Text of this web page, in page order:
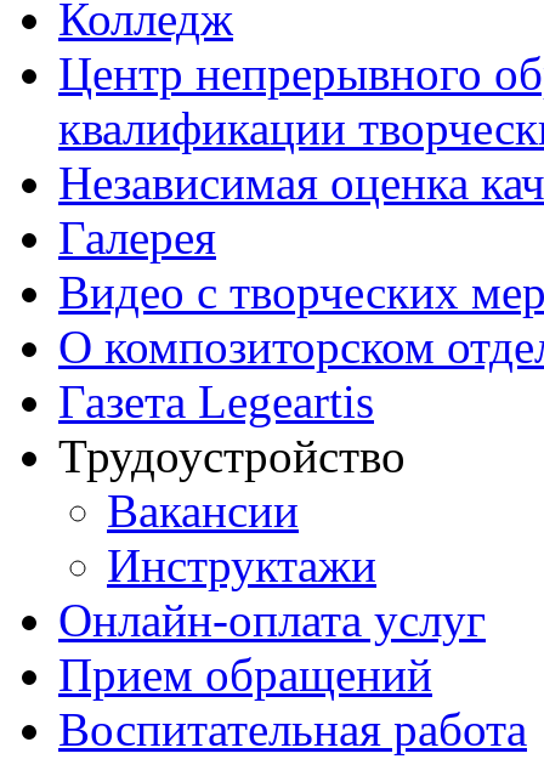
Колледж
Центр непрерывного
квалификации
Независимая оценка
Галерея
Видео с творческих
О композиторском
Газета Legeartis
Трудоустройство
Вакансии
Инструктажи
Онлайн-оплата услуг
Прием обращений
Воспитательная работа